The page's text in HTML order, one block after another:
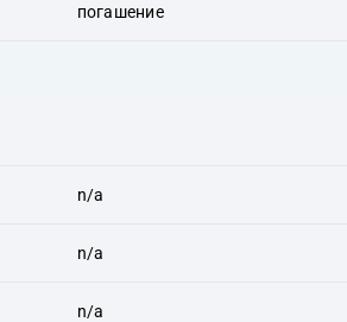
погашение
n/a
n/a
n/a